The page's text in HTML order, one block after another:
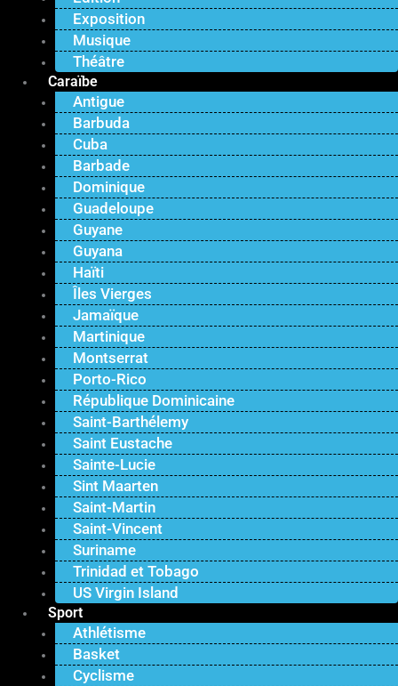
Exposition
Musique
Théâtre
Caraïbe
Antigue
Barbuda
Cuba
Barbade
Dominique
Guadeloupe
Guyane
Guyana
Haïti
Îles Vierges
Jamaïque
Martinique
Montserrat
Porto-Rico
République Dominicaine
Saint-Barthélemy
Saint Eustache
Sainte-Lucie
Sint Maarten
Saint-Martin
Saint-Vincent
Suriname
Trinidad et Tobago
US Virgin Island
Sport
Athlétisme
Basket
Cyclisme